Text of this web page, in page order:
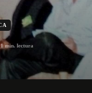
1min. lectura